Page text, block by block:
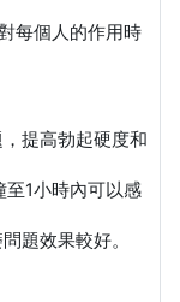
每個人的作用時
提高勃起硬度和
1小時內可以感
題效果較好。